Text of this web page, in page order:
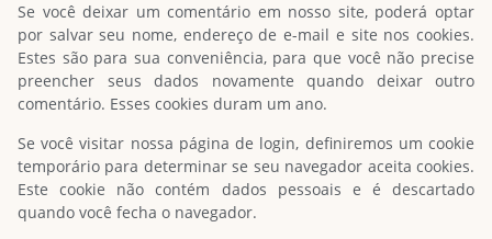
Se você deixar um comentário em nosso site, poderá optar
por salvar seu nome, endereço de e-mail e site nos cookies.
Estes são para sua conveniência, para que você não precise
preencher seus dados novamente quando deixar outro
comentário. Esses cookies duram um ano.
Se você visitar nossa página de login, definiremos um cookie
temporário para determinar se seu navegador aceita cookies.
Este cookie não contém dados pessoais e é descartado
quando você fecha o navegador.